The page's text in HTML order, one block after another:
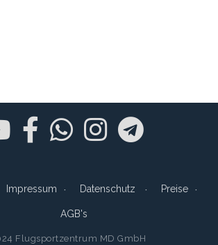
Impressum Datenschutz Preise
AGB's
Flugsportzentrum MD GmbH